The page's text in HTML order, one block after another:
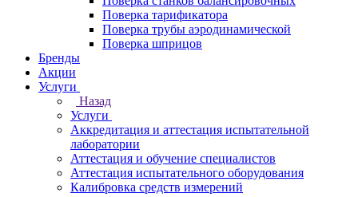
Поверка тарификатора
Поверка трубы аэродинамической
Поверка шприцов
Бренды
Акции
Услуги
Назад
Услуги
Аккредитация и аттестация испытательной
лаборатории
Аттестация и обучение специалистов
Аттестация испытательного оборудования
Калибровка средств измерений